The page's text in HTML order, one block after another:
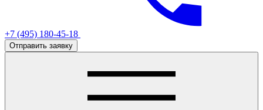
+7 (495) 180-45-18
Отправить заявку